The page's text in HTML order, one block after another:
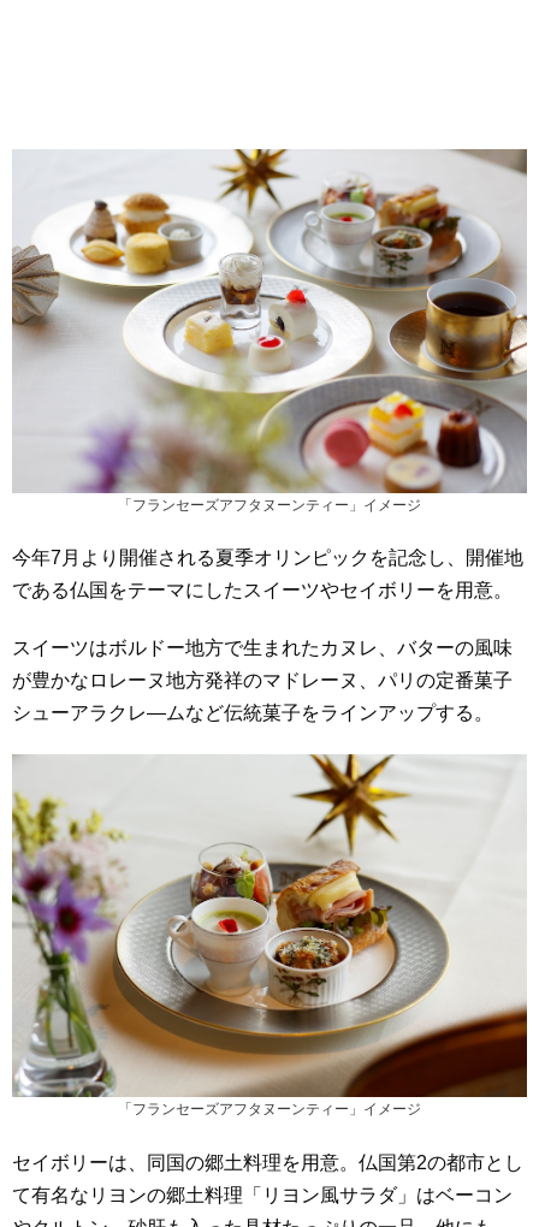
「フランセーズアフタヌーンティー」イメージ
今年7月より開催される夏季オリンピックを記念し、開催地
である仏国をテーマにしたスイーツやセイボリーを用意。
スイーツはボルドー地方で生まれたカヌレ、バターの風味
が豊かなロレーヌ地方発祥のマドレーヌ、パリの定番菓子
シューアラクレ―ムなど伝統菓子をラインアップする。
「フランセーズアフタヌーンティー」イメージ
セイボリーは、同国の郷土料理を用意。仏国第2の都市とし
て有名なリヨンの郷土料理「リヨン風サラダ」はベーコン